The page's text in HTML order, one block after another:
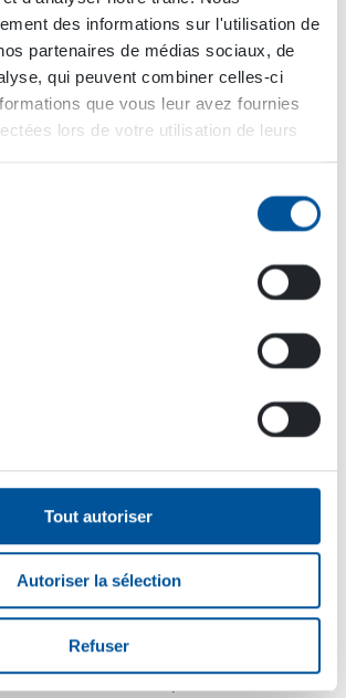
des informations sur l'utilisation de
partenaires de médias sociaux, de
qui peuvent combiner celles-ci
que vous leur avez fournies
lors de votre utilisation de leurs
Tout autoriser
Autoriser la sélection
Refuser
et autres événements sont toujours
Bauma 2022 avec sa fille. Pendant
rencontré des revendeurs Dynaset,
Anni est devenue directrice des
leur chef d’équipe. Nous sommes
cela, Anni avait laissé entendre
intéressée par le poste.
de le devenir. Le seul problème,